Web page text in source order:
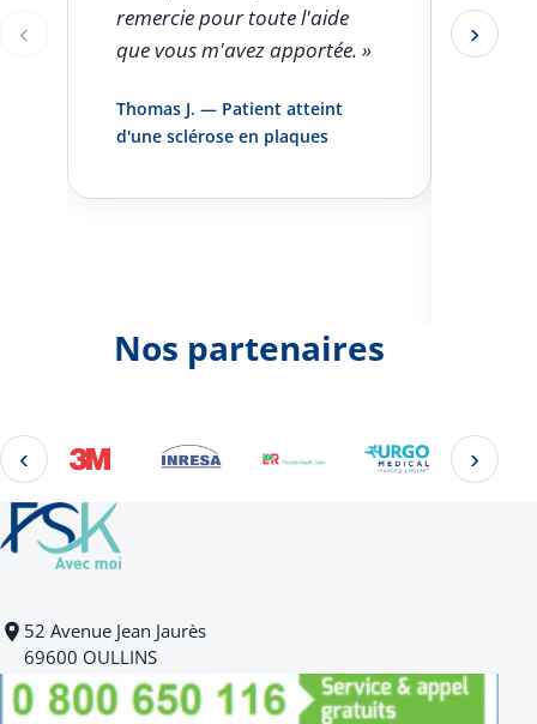
‹
remercie pour toute l'aide
que vous m'avez apportée. »
Thomas J. — Patient atteint
d'une sclérose en plaques
pas
›
Éléments 1 à 1 sur 5
Nos partenaires
‹ ›
Éléments 2 à 4 sur 22
52 Avenue Jean Jaurès
69600 OULLINS